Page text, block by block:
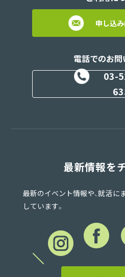
申し込
電話でのお
03-
最新情報を
最新のイベント情報や、就活に
しています。